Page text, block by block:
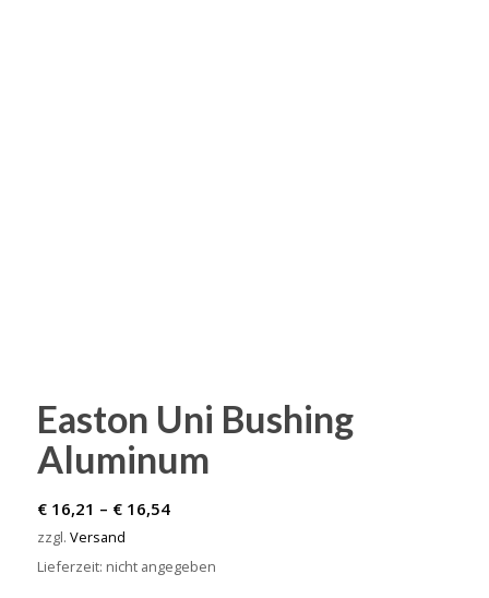
Easton Uni Bushing
Aluminum
€16,21 – €16,54Preisspanne:
bis
zzgl. Versand
Lieferzeit: nicht angegeben